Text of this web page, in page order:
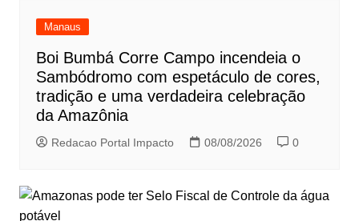
Manaus
Boi Bumbá Corre Campo incendeia o
Sambódromo com espetáculo de cores,
tradição e uma verdadeira celebração
da Amazônia
Redacao Portal Impacto 08/08/2026 0